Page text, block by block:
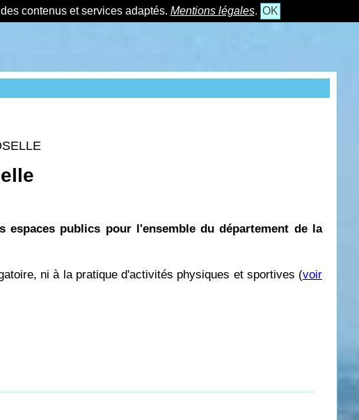
contenus et services adaptés. Mentions légales. OK
espaces publics pour l'ensemble du département de la
ni à la pratique d'activités physiques et sportives (voir